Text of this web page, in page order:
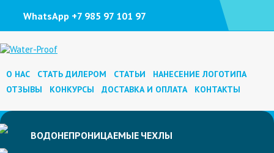
WhatsApp +7 985 97 101 97
О НАС СТАТЬ ДИЛЕРОМ СТАТЬИ
НАНЕСЕНИЕ ЛОГОТИПА
ОТЗЫВЫ
КОНКУРСЫ ДОСТАВКА И ОПЛАТА КОНТАКТЫ
ВОДОНЕПРОНИЦАЕМЫЕ ЧЕХЛЫ